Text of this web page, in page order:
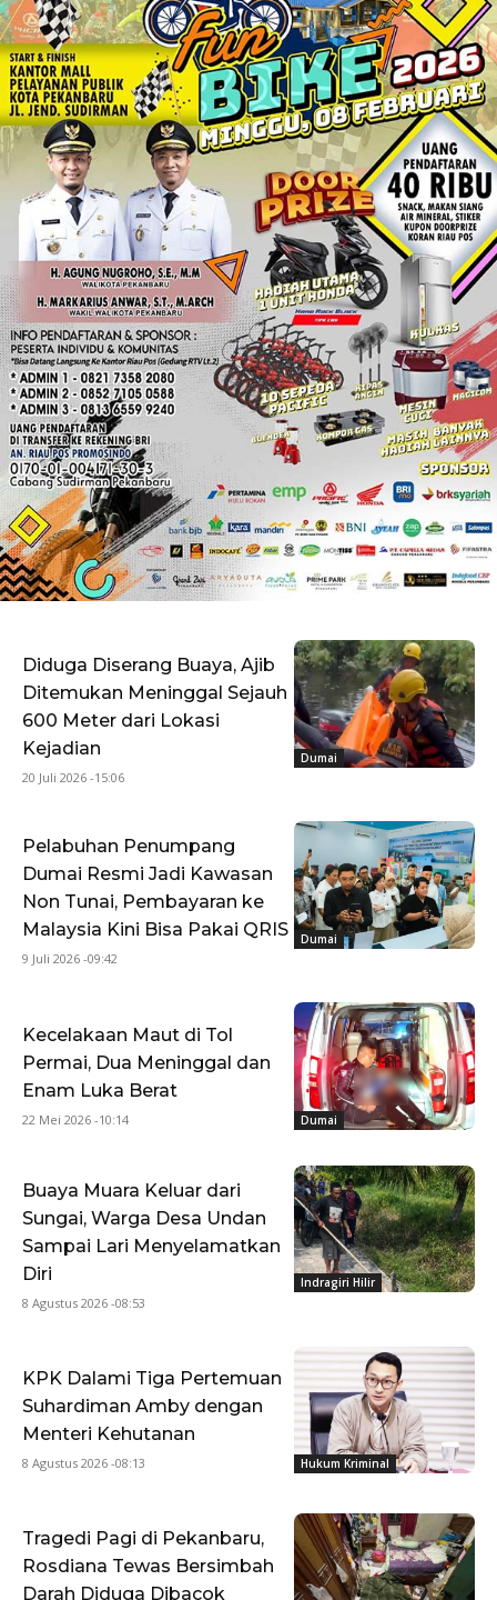
Dumai
Diduga Diserang Buaya, Ajib
Ditemukan Meninggal Sejauh
600 Meter dari Lokasi
Kejadian
20 Juli 2026 -15:06
Dumai
Pelabuhan Penumpang
Dumai Resmi Jadi Kawasan
Non Tunai, Pembayaran ke
Malaysia Kini Bisa Pakai QRIS
9 Juli 2026 -09:42
Dumai
Kecelakaan Maut di Tol
Permai, Dua Meninggal dan
Enam Luka Berat
22 Mei 2026 -10:14
Indragiri Hilir
Buaya Muara Keluar dari
Sungai, Warga Desa Undan
Sampai Lari Menyelamatkan
Diri
8 Agustus 2026 -08:53
Hukum Kriminal
KPK Dalami Tiga Pertemuan
Suhardiman Amby dengan
Menteri Kehutanan
8 Agustus 2026 -08:13
Tragedi Pagi di Pekanbaru,
Rosdiana Tewas Bersimbah
Darah Diduga Dibacok